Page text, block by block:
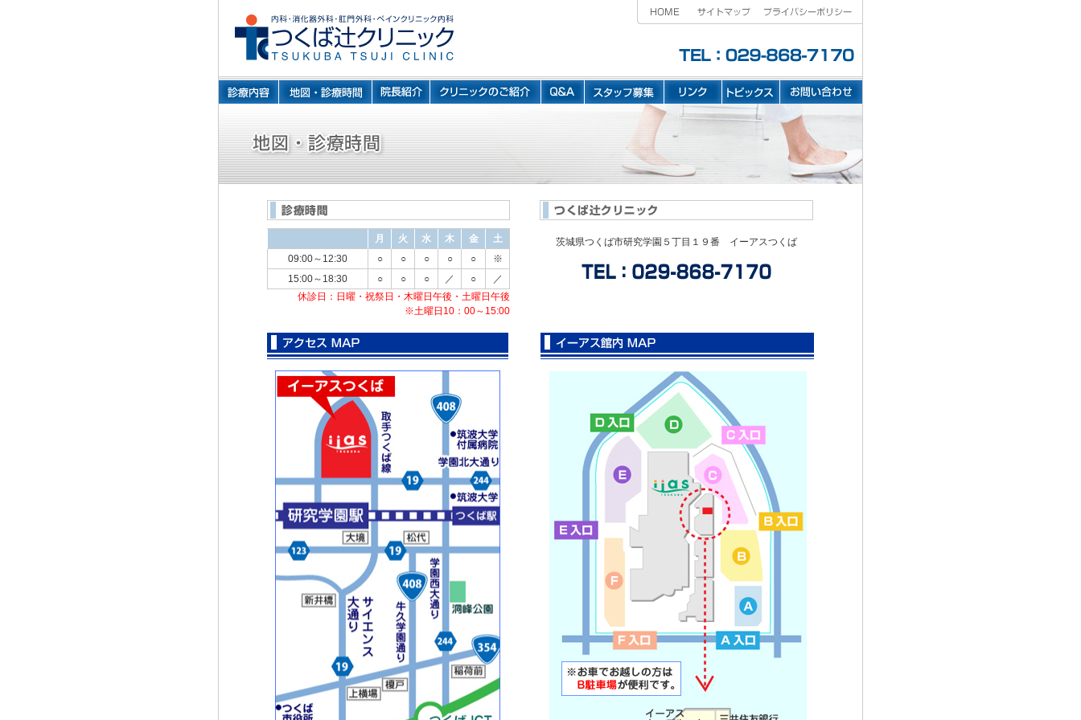
月 火 水 木 金
土
09:00～12:30
○ ○ ○ ○ ○
※
15:00～18:30
○ ○ ○ ／ ○
／
休診日：日曜・祝祭日・木曜日午後・土曜日午後
※土曜日10：00～15:00
茨城県つくば市研究学園５丁目１９番 イーアスつくば